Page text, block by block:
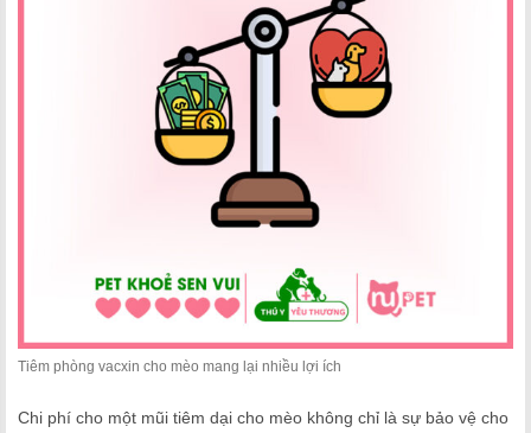
Tiêm phòng vacxin cho mèo mang lại nhiều lợi ích
Chi phí cho một mũi tiêm dại cho mèo không chỉ là sự bảo vệ cho